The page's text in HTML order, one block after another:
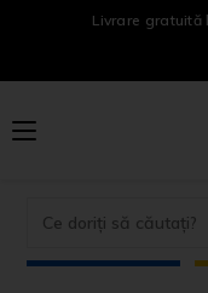
Livrare gratuită